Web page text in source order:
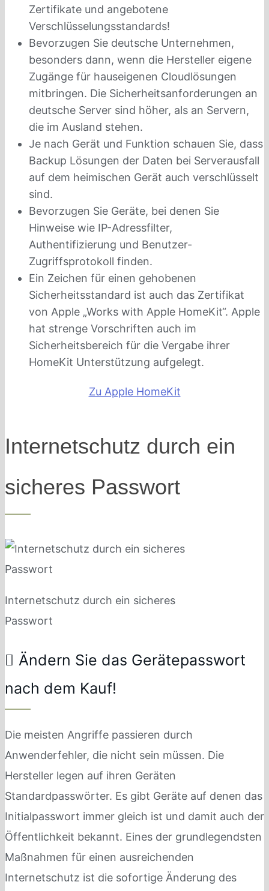
Zertifikate und angebotene
Verschlüsselungsstandards!
Bevorzugen Sie deutsche Unternehmen,
besonders dann, wenn die Hersteller eigene
Zugänge für hauseigenen Cloudlösungen
mitbringen. Die Sicherheitsanforderungen an
deutsche Server sind höher, als an Servern,
die im Ausland stehen.
Je nach Gerät und Funktion schauen Sie, dass
Backup Lösungen der Daten bei Serverausfall
auf dem heimischen Gerät auch verschlüsselt
sind.
Bevorzugen Sie Geräte, bei denen Sie
Hinweise wie IP-Adressfilter,
Authentifizierung und Benutzer-
Zugriffsprotokoll finden.
Ein Zeichen für einen gehobenen
Sicherheitsstandard ist auch das Zertifikat
von Apple „Works with Apple HomeKit“. Apple
hat strenge Vorschriften auch im
Sicherheitsbereich für die Vergabe ihrer
HomeKit Unterstützung aufgelegt.
Zu Apple HomeKit
Internetschutz durch ein
sicheres Passwort
Internetschutz durch ein sicheres
Passwort
Ändern Sie das Gerätepasswort
nach dem Kauf!
Die meisten Angriffe passieren durch
Anwenderfehler, die nicht sein müssen. Die
Hersteller legen auf ihren Geräten
Standardpasswörter. Es gibt Geräte auf denen das
Initialpasswort immer gleich ist und damit auch der
Öffentlichkeit bekannt. Eines der grundlegendsten
Maßnahmen für einen ausreichenden
Internetschutz ist die sofortige Änderung des